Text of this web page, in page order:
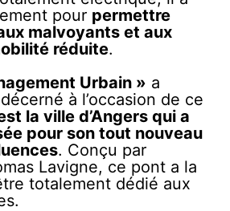
pour permettre
malvoyants et aux
réduite.
Urbain » a
à l’occasion de ce
la ville d’Angers qui a
pour son tout nouveau
. Conçu par
Lavigne, ce pont a la
totalement dédié aux